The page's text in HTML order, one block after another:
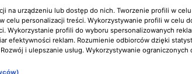
na urządzeniu lub dostęp do nich. Tworzenie profili w
celu personalizacji treści. Wykorzystywanie profili w celu
Wykorzystanie profili do wyboru spersonalizowanych
efektywności reklam. Rozumienie odbiorców dzięki
i ulepszanie usług. Wykorzystywanie ograniczonych